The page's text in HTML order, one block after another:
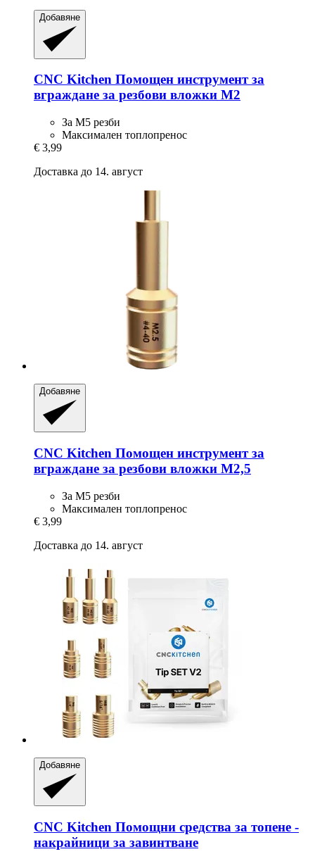
Добавяне
CNC Kitchen Помощен инструмент за
вграждане за резбови вложки M2
За M5 резби
Максимален топлопренос
€ 3,99
Доставка до 14. август
Добавяне
CNC Kitchen Помощен инструмент за
вграждане за резбови вложки M2,5
За M5 резби
Максимален топлопренос
€ 3,99
Доставка до 14. август
Добавяне
CNC Kitchen Помощни средства за топене -​
накрайници за завинтване